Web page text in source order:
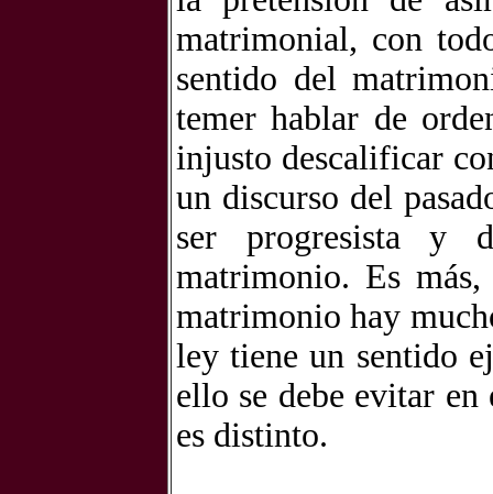
matrimonial, con
sentido del
temer hablar de
injusto descalificar
un discurso del
ser progresista y
matrimonio. Es
matrimonio hay
ley tiene un sentido
ello se debe evitar
es distinto.